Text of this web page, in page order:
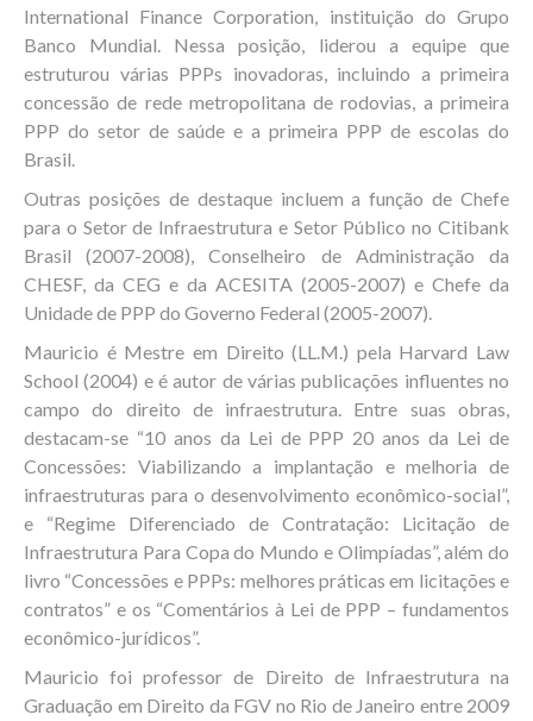
International Finance Corporation, instituição do Grupo
Banco Mundial. Nessa posição, liderou a equipe que
estruturou várias PPPs inovadoras, incluindo a primeira
concessão de rede metropolitana de rodovias, a primeira
PPP do setor de saúde e a primeira PPP de escolas do
Brasil.
Outras posições de destaque incluem a função de Chefe
para o Setor de Infraestrutura e Setor Público no Citibank
Brasil (2007-2008), Conselheiro de Administração da
CHESF, da CEG e da ACESITA (2005-2007) e Chefe da
Unidade de PPP do Governo Federal (2005-2007).
Mauricio é Mestre em Direito (LL.M.) pela Harvard Law
School (2004) e é autor de várias publicações influentes no
campo do direito de infraestrutura. Entre suas obras,
destacam-se “10 anos da Lei de PPP 20 anos da Lei de
Concessões: Viabilizando a implantação e melhoria de
infraestruturas para o desenvolvimento econômico-social”,
e “Regime Diferenciado de Contratação: Licitação de
Infraestrutura Para Copa do Mundo e Olimpíadas”, além do
livro “Concessões e PPPs: melhores práticas em licitações e
contratos” e os “Comentários à Lei de PPP – fundamentos
econômico-jurídicos”.
Mauricio foi professor de Direito de Infraestrutura na
Graduação em Direito da FGV no Rio de Janeiro entre 2009